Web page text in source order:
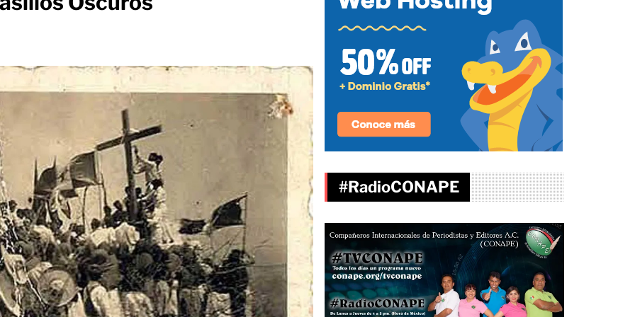
#RadioCONAPE